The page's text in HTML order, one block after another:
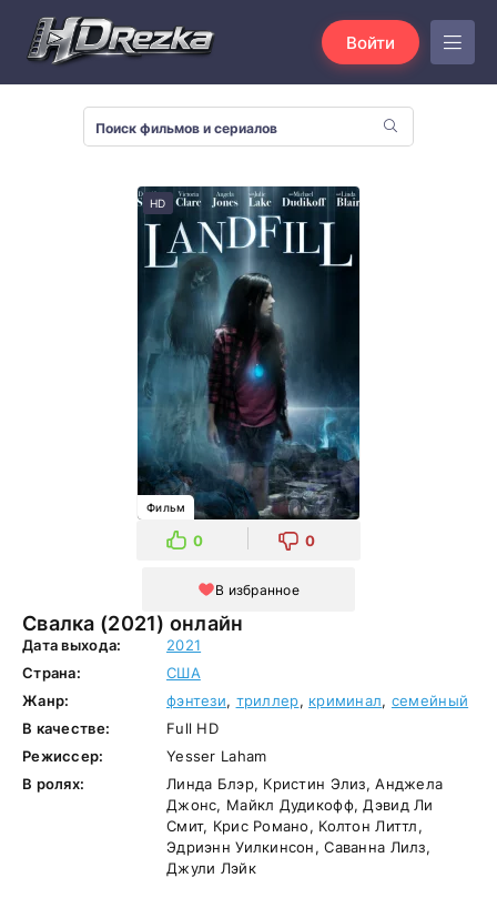
Войти
Свалка (2021) онлайн
HD
Фильм
0 0
В избранное
Дата выхода:
2021
Страна:
США
Жанр:
фэнтези, триллер, криминал, семейный
В качестве:
Full HD
Режиссер:
Yesser Laham
В ролях:
Линда Блэр, Кристин Элиз, Анджела
Джонс, Майкл Дудикофф, Дэвид Ли
Смит, Крис Романо, Колтон Литтл,
Эдриэнн Уилкинсон, Саванна Лилз,
Джули Лэйк